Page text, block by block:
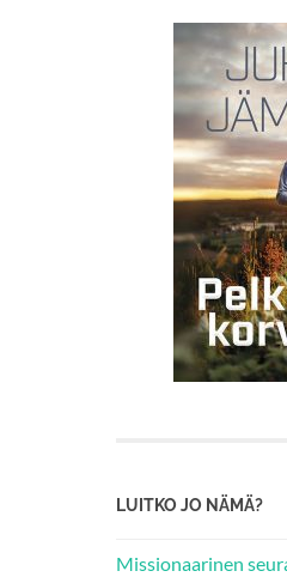
LUITKO JO NÄMÄ?
Missionaarinen